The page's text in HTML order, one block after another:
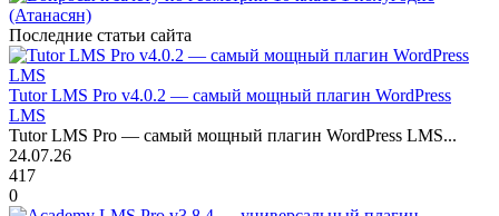
Последние статьи сайта
Tutor LMS Pro v4.0.2 — самый мощный плагин WordPress
LMS
Tutor LMS Pro — самый мощный плагин WordPress LMS...
24.07.26
417
0